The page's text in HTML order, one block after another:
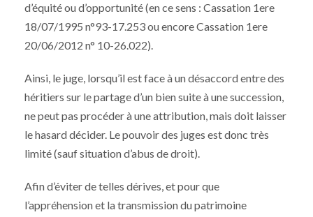
d’équité ou d’opportunité (en ce sens : Cassation 1ere
18/07/1995 n°93-17.253 ou encore Cassation 1ere
20/06/2012 n° 10-26.022).
Ainsi, le juge, lorsqu’il est face à un désaccord entre des
héritiers sur le partage d’un bien suite à une succession,
ne peut pas procéder à une attribution, mais doit laisser
le hasard décider. Le pouvoir des juges est donc très
limité (sauf situation d’abus de droit).
Afin d’éviter de telles dérives, et pour que
l’appréhension et la transmission du patrimoine